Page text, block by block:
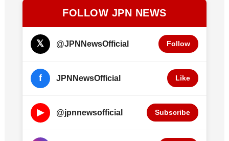
FOLLOW JPN NEWS
𝕏 @JPNNewsOfficial Follow
f JPNNewsOfficial Like
▶ @jpnnewsofficial Subscribe